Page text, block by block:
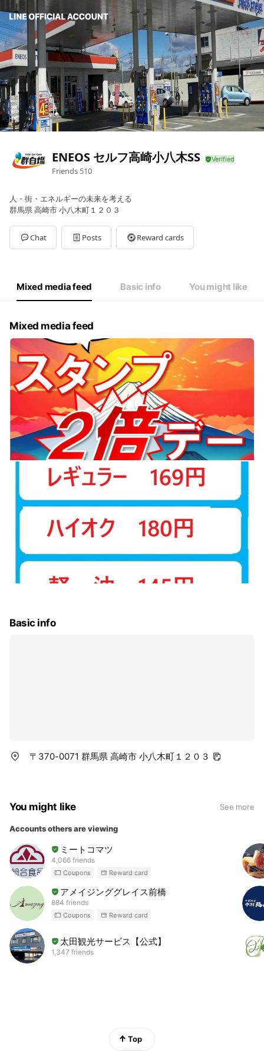
ENEOS セルフ高崎小八木SS
Friends 510
人・街・エネルギーの未来を考える
群馬県 高崎市 小八木町１２０３
Chat Posts Reward cards
Mixed media feed Basic info You might like
Mixed media feed
Basic info
〒370-0071 群馬県 高崎市 小八木町１２０３
You might like See more
Accounts others are viewing
ミートコマツ
4,066 friends
Coupons Reward card
アメイジンググレイス前橋
884 friends
Coupons Reward card
太田観光サービス【公式】
1,347 friends
Top